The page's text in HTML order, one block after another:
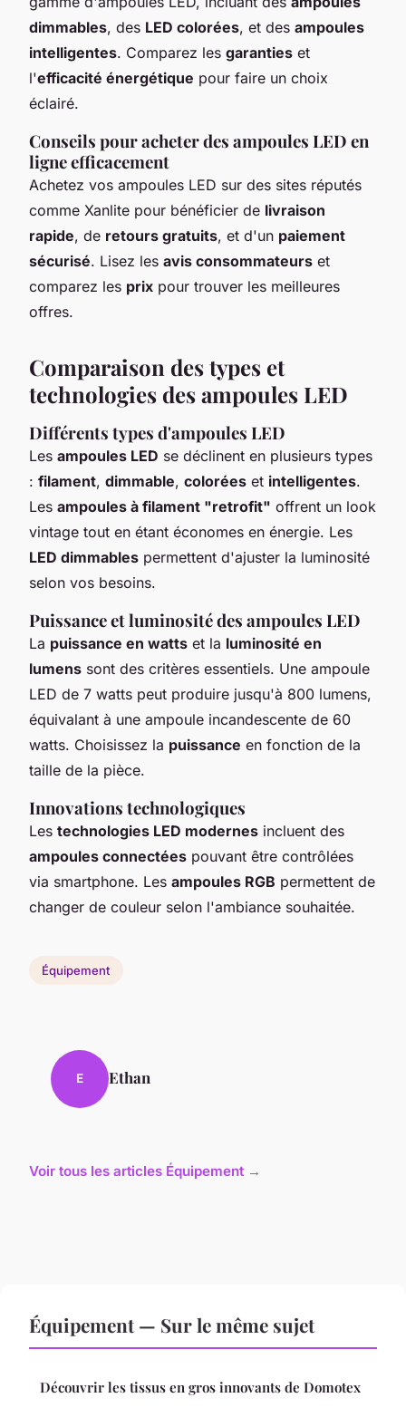
dimmables, des LED colorées, et des ampoules
intelligentes. Comparez les garanties et
l'efficacité énergétique pour faire un choix
éclairé.
Conseils pour acheter des ampoules LED en
ligne efficacement
Achetez vos ampoules LED sur des sites réputés
comme Xanlite pour bénéficier de livraison
rapide, de retours gratuits, et d'un paiement
sécurisé. Lisez les avis consommateurs et
comparez les prix pour trouver les meilleures
offres.
Comparaison des types et
technologies des ampoules LED
Différents types d'ampoules LED
Les ampoules LED se déclinent en plusieurs types
: filament, dimmable, colorées et intelligentes.
Les ampoules à filament "retrofit" offrent un look
vintage tout en étant économes en énergie. Les
LED dimmables permettent d'ajuster la luminosité
selon vos besoins.
Puissance et luminosité des ampoules LED
La puissance en watts et la luminosité en
lumens sont des critères essentiels. Une ampoule
LED de 7 watts peut produire jusqu'à 800 lumens,
équivalant à une ampoule incandescente de 60
watts. Choisissez la puissance en fonction de la
taille de la pièce.
Innovations technologiques
Les technologies LED modernes incluent des
ampoules connectées pouvant être contrôlées
via smartphone. Les ampoules RGB permettent de
changer de couleur selon l'ambiance souhaitée.
Équipement
E Ethan
Voir tous les articles Équipement →
Équipement — Sur le même sujet
Découvrir les tissus en gros innovants de Domotex